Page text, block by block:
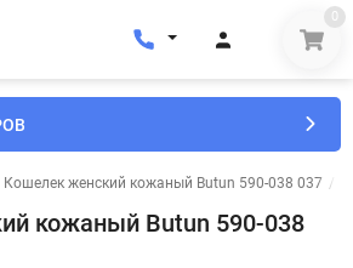
0
Кошелек женский кожаный Butun 590-038 037 /
кожаный Butun 590-038